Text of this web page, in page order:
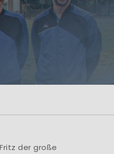
der große